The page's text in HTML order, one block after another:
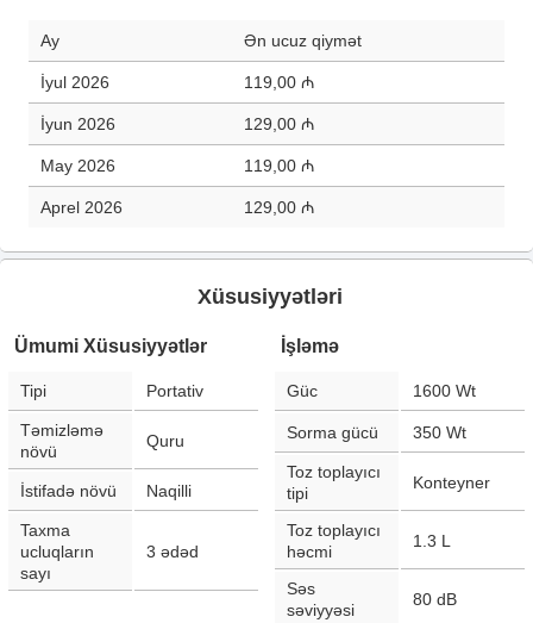
Ay Ən ucuz qiymət
İyul 2026 119,00 ₼
İyun 2026 129,00 ₼
May 2026 119,00 ₼
Aprel 2026 129,00 ₼
Xüsusiyyətləri
Ümumi Xüsusiyyətlər
Tipi Portativ
Təmizləmə
növü
Quru
İstifadə növü Naqilli
Taxma
ucluqların
sayı
3 ədəd
İşləmə
Güc 1600 Wt
Sorma gücü 350 Wt
Toz toplayıcı
tipi
Konteyner
Toz toplayıcı
həcmi
1.3 L
Səs
səviyyəsi
80 dB